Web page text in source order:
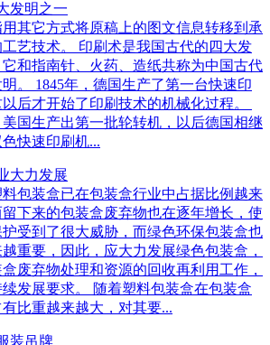
发明之一
其它方式将原稿上的图文信息转移到承
艺技术。 印刷术是我国古代的四大发
和指南针、火药、造纸共称为中国古代
。 1845年，德国生产了第一台快速印
后才开始了印刷技术的机械化过程。
美国生产出第一批轮转机，以后德国相继
快速印刷机...
大力发展
料包装盒已在包装盒行业中占据比例越来
下来的包装盒废弃物也在逐年增长，使
受到了很大威胁，而绿色环保包装盒也
重要，因此，应大力发展绿色包装盒，
废弃物处理和资源的回收再利用工作，
发展要求。 随着塑料包装盒在包装盒
比重越来越大，对其要...
装吊牌